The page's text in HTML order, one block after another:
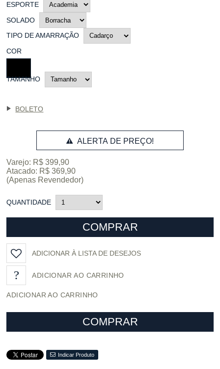
ESPORTE
SOLADO
TIPO DE AMARRAÇÃO
COR
TAMANHO
BOLETO
ALERTA DE PREÇO!
Varejo: R$ 399,90
Atacado: R$ 369,90
(Apenas Revendedor)
QUANTIDADE
COMPRAR
ADICIONAR À LISTA DE DESEJOS
ADICIONAR AO CARRINHO
COMPRAR
Indicar Produto